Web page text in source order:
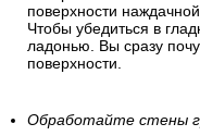
поверхности
Чтобы убедиться в
ладонью. Вы сразу
поверхности.
Обработайте стены